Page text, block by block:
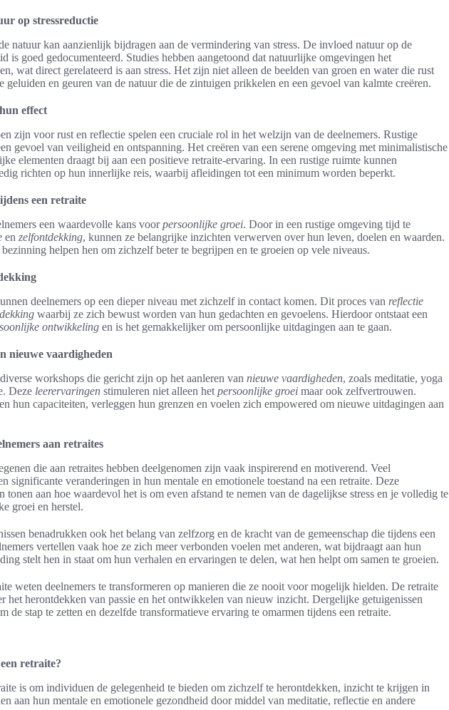
op stressreductie
natuur kan aanzienlijk bijdragen aan de vermindering van stress. De invloed natuur op de
is goed gedocumenteerd. Studies hebben aangetoond dat natuurlijke omgevingen het
wat direct gerelateerd is aan stress. Het zijn niet alleen de beelden van groen en water die rust
geluiden en geuren van de natuur die de zintuigen prikkelen en een gevoel van kalmte creëren.
effect
zijn voor rust en reflectie spelen een cruciale rol in het welzijn van de deelnemers. Rustige
gevoel van veiligheid en ontspanning. Het creëren van een serene omgeving met minimalistische
elementen draagt bij aan een positieve retraite-ervaring. In een rustige ruimte kunnen
richten op hun innerlijke reis, waarbij afleidingen tot een minimum worden beperkt.
een retraite
een waardevolle kans voorpersoonlijke groei. Door in een rustige omgeving tijd te
en zelfontdekking, kunnen ze belangrijke inzichten verwerven over hun leven, doelen en waarden.
helpen hen om zichzelf beter te begrijpen en te groeien op vele niveaus.
deelnemers op een dieper niveau met zichzelf in contact komen. Dit proces van reflectie
waarbij ze zich bewust worden van hun gedachten en gevoelens. Hierdoor ontstaat een
ontwikkeling en is het gemakkelijker om persoonlijke uitdagingen aan te gaan.
nieuwe vaardigheden
workshops die gericht zijn op het aanleren van nieuwe vaardigheden, zoals meditatie, yoga
Deze leerervaringen stimuleren niet alleen het persoonlijke groei maar ook zelfvertrouwen.
hun capaciteiten, verleggen hun grenzen en voelen zich empowered om nieuwe uitdagingen aan
aan retraites
die aan retraites hebben deelgenomen zijn vaak inspirerend en motiverend. Veel
significante veranderingen in hun mentale en emotionele toestand na een retraite. Deze
tonen aan hoe waardevol het is om even afstand te nemen van de dagelijkse stress en je volledig te
groei en herstel.
benadrukken ook het belang van zelfzorg en de kracht van de gemeenschap die tijdens een
vertellen vaak hoe ze zich meer verbonden voelen met anderen, wat bijdraagt aan hun
stelt hen in staat om hun verhalen en ervaringen te delen, wat hen helpt om samen te groeien.
weten deelnemers te transformeren op manieren die ze nooit voor mogelijk hielden. De retraite
het herontdekken van passie en het ontwikkelen van nieuw inzicht. Dergelijke getuigenissen
de stap te zetten en dezelfde transformatieve ervaring te omarmen tijdens een retraite.
retraite?
is om individuen de gelegenheid te bieden om zichzelf te herontdekken, inzicht te krijgen in
aan hun mentale en emotionele gezondheid door middel van meditatie, reflectie en andere